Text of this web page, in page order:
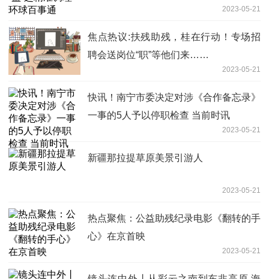
2023-05-21
焦点热议:扶残助残，桂在行动！专场招
聘会送岗位“职”等他们来……
2023-05-21
快讯！南宁市委决定对涉《合作备忘录》
一事的5人予以停职检查 当前时讯
2023-05-21
新疆那拉提草原美景引游人
2023-05-21
热点聚焦：公益助残纪录电影《翻转的手
心》在京首映
2023-05-21